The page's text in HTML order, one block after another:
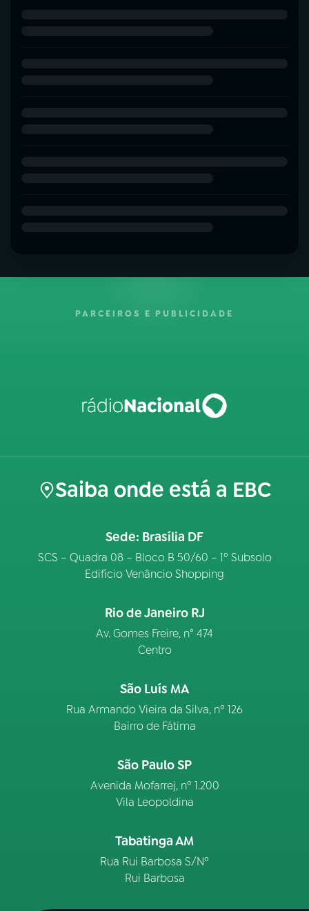
PARCEIROS E PUBLICIDADE
Saiba onde está a EBC
Sede: Brasília DF
SCS – Quadra 08 – Bloco B 50/60 – 1º Subsolo
Edifício Venâncio Shopping
Rio de Janeiro RJ
Av. Gomes Freire, n° 474
Centro
São Luís MA
Rua Armando Vieira da Silva, nº 126
Bairro de Fátima
São Paulo SP
Avenida Mofarrej, nº 1.200
Vila Leopoldina
Tabatinga AM
Rua Rui Barbosa S/Nº
Rui Barbosa